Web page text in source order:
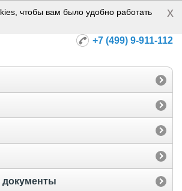
Норма-112
+7 (499) 9-911-112
чтобы вам было удобно работать
x